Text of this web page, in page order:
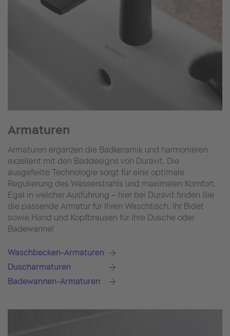
Armaturen
Armaturen ergänzen die Badkeramik und harmonieren
exzellent mit den Baddesigns von Duravit. Die
ausgefeilte Technologie sorgt für eine optimale
Regulierung des Wasserstrahls und maximalen Komfort.
Egal in welcher Ausführung – hier bei Duravit finden Sie
die passende Armatur für Ihren Waschtisch, Ihr Bidet
sowie Hand und Kopfbrausen für Ihre Dusche oder
Badewanne!
Waschbecken-Armaturen
Duscharmaturen
Badewannen-Armaturen